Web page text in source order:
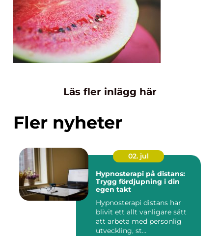
Läs fler inlägg här
Fler nyheter
02. jul
Hypnosterapi på distans:
Trygg fördjupning i din
egen takt
Hypnosterapi distans har
blivit ett allt vanligare sätt
att arbeta med personlig
utveckling, st...